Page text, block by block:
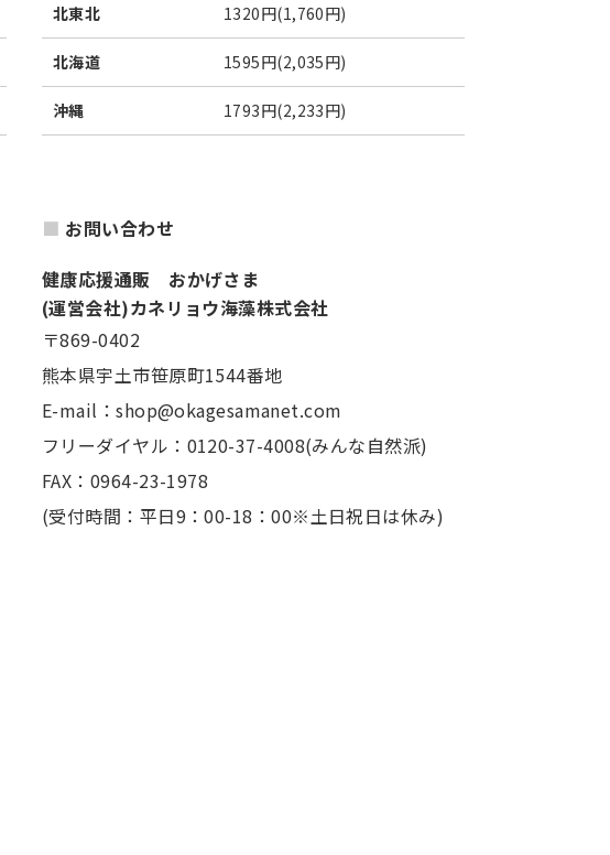
北東北 1320円(1,760円)
北海道 1595円(2,035円)
沖縄 1793円(2,233円)
お問い合わせ
健康応援通販 おかげさま
(運営会社)カネリョウ海藻株式会社
〒869-0402
熊本県宇土市笹原町1544番地
E-mail：shop@okagesamanet.com
フリーダイヤル：0120-37-4008(みんな自然派)
FAX：0964-23-1978
(受付時間：平日9：00-18：00※土日祝日は休み)